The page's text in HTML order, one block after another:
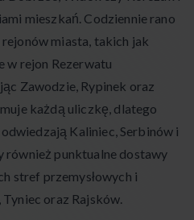
mieszkań. Codziennie rano
miasta, takich jak
w rejon Rezerwatu
Zawodzie, Rypinek oraz
każdą uliczkę, dlatego
Kaliniec, Serbinów i
również punktualne dostawy
stref przemysłowych i
oraz Rajsków.